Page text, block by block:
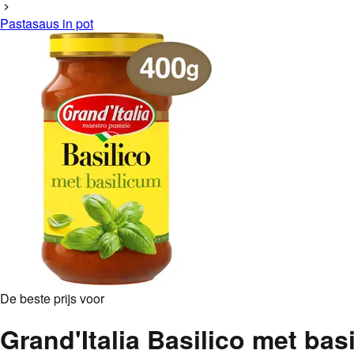
Pastasaus in pot
De beste prijs voor
Grand'Italia Basilico met